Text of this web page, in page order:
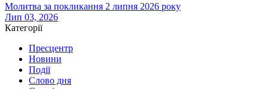
Молитва за покликання 2 липня 2026 року
Лип 03, 2026
Категорії
Пресцентр
Новини
Події
Слово дня